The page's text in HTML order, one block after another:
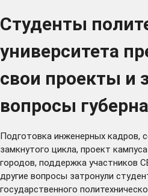
Студенты
университета
свои проекты и
вопросы
Подготовка инженерных кадров,
замкнутого цикла, проект
городов, поддержка участников
другие вопросы затронули
государственного